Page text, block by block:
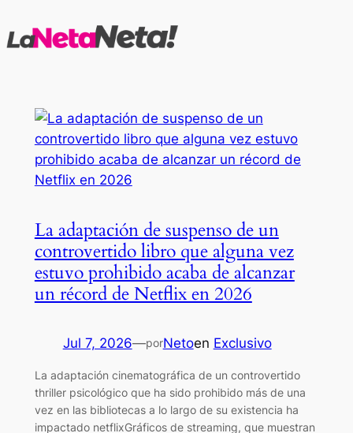
al
La adaptación de suspenso de un
controvertido libro que alguna vez
estuvo prohibido acaba de alcanzar
un récord de Netflix en 2026
Jul 7, 2026—porNetoen Exclusivo
La adaptación cinematográfica de un controvertido
thriller psicológico que ha sido prohibido más de una
vez en las bibliotecas a lo largo de su existencia ha
impactado netflixGráficos de streaming, que muestran